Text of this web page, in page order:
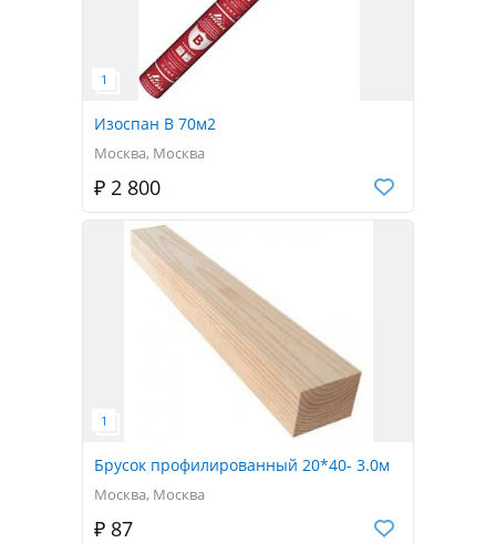
Изоспан B 70м2
Москва, Москва
₽ 2 800
Брусок профилированный 20*40- 3.0м
Москва, Москва
₽ 87